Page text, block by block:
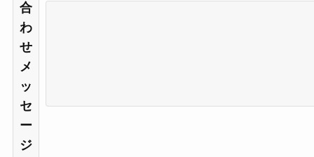
合
わ
せ
メ
ッ
セ
ー
ジ